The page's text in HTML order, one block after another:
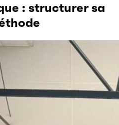
: structurer sa